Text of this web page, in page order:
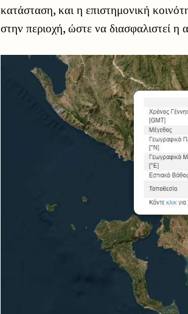
κατάσταση, και η επιστημονική
στην περιοχή, ώστε να διασφαλιστεί